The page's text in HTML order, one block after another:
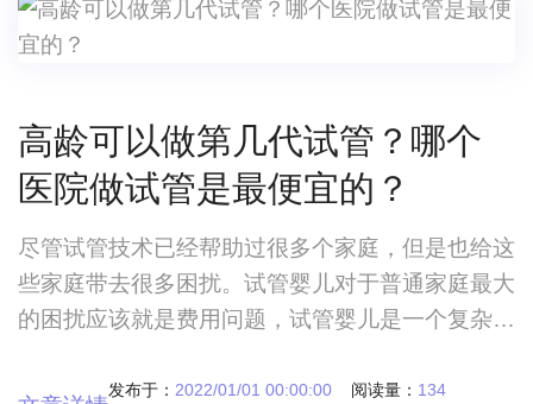
高龄可以做第几代试管？哪个
医院做试管是最便宜的？
尽管试管技术已经帮助过很多个家庭，但是也给这
些家庭带去很多困扰。试管婴儿对于普通家庭最大
的困扰应该就是费用问题，试管婴儿是一个复杂的
生费用。而且由于每个人的身体条件都不同，所以
发布于： 2022/01/01 00:00:00 阅读量： 134